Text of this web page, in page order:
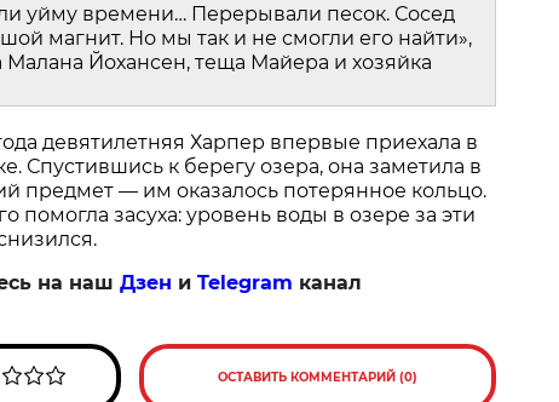
уйму времени… Перерывали песок. Сосед
магнит. Но мы так и не смогли его найти»,
Малана Йохансен, теща Майера и хозяйка
девятилетняя Харпер впервые приехала в
Спустившись к берегу озера, она заметила в
предмет — им оказалось потерянное кольцо.
помогла засуха: уровень воды в озере за эти
на наш Дзен и Telegram канал
ОСТАВИТЬ КОММЕНТАРИЙ (0)